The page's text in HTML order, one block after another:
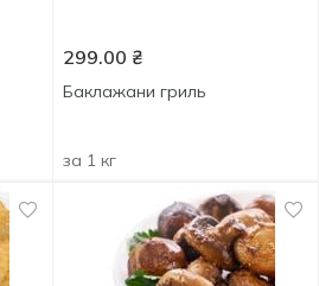
299.00 ₴
Баклажани гриль
за 1 кг